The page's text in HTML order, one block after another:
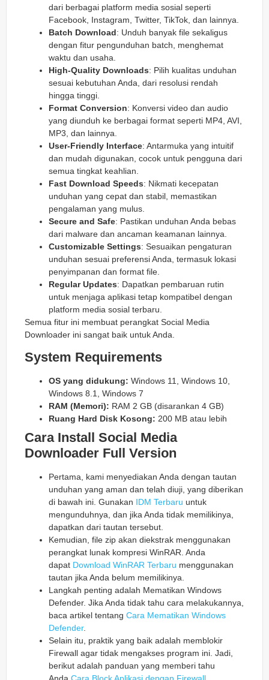
dari berbagai platform media sosial seperti
Facebook, Instagram, Twitter, TikTok, dan lainnya.
Batch Download: Unduh banyak file sekaligus
dengan fitur pengunduhan batch, menghemat
waktu dan usaha.
High-Quality Downloads: Pilih kualitas unduhan
sesuai kebutuhan Anda, dari resolusi rendah
hingga tinggi.
Format Conversion: Konversi video dan audio
yang diunduh ke berbagai format seperti MP4, AVI,
MP3, dan lainnya.
User-Friendly Interface: Antarmuka yang intuitif
dan mudah digunakan, cocok untuk pengguna dari
semua tingkat keahlian.
Fast Download Speeds: Nikmati kecepatan
unduhan yang cepat dan stabil, memastikan
pengalaman yang mulus.
Secure and Safe: Pastikan unduhan Anda bebas
dari malware dan ancaman keamanan lainnya.
Customizable Settings: Sesuaikan pengaturan
unduhan sesuai preferensi Anda, termasuk lokasi
penyimpanan dan format file.
Regular Updates: Dapatkan pembaruan rutin
untuk menjaga aplikasi tetap kompatibel dengan
platform media sosial terbaru.
Semua fitur ini membuat perangkat Social Media
Downloader ini sangat baik untuk Anda.
System Requirements
OS yang didukung: Windows 11, Windows 10,
Windows 8.1, Windows 7
RAM (Memori): RAM 2 GB (disarankan 4 GB)
Ruang Hard Disk Kosong: 200 MB atau lebih
Cara Install Social Media
Downloader Full Version
Pertama, kami menyediakan Anda dengan tautan
unduhan yang aman dan telah diuji, yang diberikan
di bawah ini. Gunakan IDM Terbaru untuk
mengunduhnya, dan jika Anda tidak memilikinya,
dapatkan dari tautan tersebut.
Kemudian, file zip akan diekstrak menggunakan
perangkat lunak kompresi WinRAR. Anda
dapat Download WinRAR Terbaru menggunakan
tautan jika Anda belum memilikinya.
Langkah penting adalah Mematikan Windows
Defender. Jika Anda tidak tahu cara melakukannya,
baca artikel tentang Cara Mematikan Windows
Defender.
Selain itu, praktik yang baik adalah memblokir
Firewall agar tidak mengakses program ini. Jadi,
berikut adalah panduan yang memberi tahu